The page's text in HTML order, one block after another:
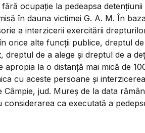
ocupație la pedeapsa detențiunii
în dauna victimei G. A. M. În
a interzicerii exercitării
orice alte funcții publice, dreptul
de a alege și dreptul de a
la o distanță mai mică de
cu aceste persoane și interzicerea
jud. Mureș de la data
ca executată a